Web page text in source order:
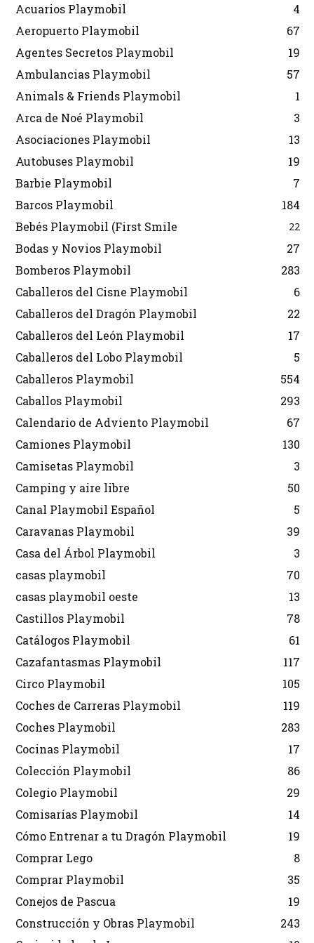
Acuarios Playmobil
4
Aeropuerto Playmobil
67
Agentes Secretos Playmobil
19
Ambulancias Playmobil
57
Animals & Friends Playmobil
1
Arca de Noé Playmobil
3
Asociaciones Playmobil
13
Autobuses Playmobil
19
Barbie Playmobil
7
Barcos Playmobil
184
Bebés Playmobil (First Smile
22
Bodas y Novios Playmobil
27
Bomberos Playmobil
283
Caballeros del Cisne Playmobil
6
Caballeros del Dragón Playmobil
22
Caballeros del León Playmobil
17
Caballeros del Lobo Playmobil
5
Caballeros Playmobil
554
Caballos Playmobil
293
Calendario de Adviento Playmobil
67
Camiones Playmobil
130
Camisetas Playmobil
3
Camping y aire libre
50
Canal Playmobil Español
5
Caravanas Playmobil
39
Casa del Árbol Playmobil
3
casas playmobil
70
casas playmobil oeste
13
Castillos Playmobil
78
Catálogos Playmobil
61
Cazafantasmas Playmobil
117
Circo Playmobil
105
Coches de Carreras Playmobil
119
Coches Playmobil
283
Cocinas Playmobil
17
Colección Playmobil
86
Colegio Playmobil
29
Comisarías Playmobil
14
Cómo Entrenar a tu Dragón Playmobil
19
Comprar Lego
8
Comprar Playmobil
35
Conejos de Pascua
19
Construcción y Obras Playmobil
243